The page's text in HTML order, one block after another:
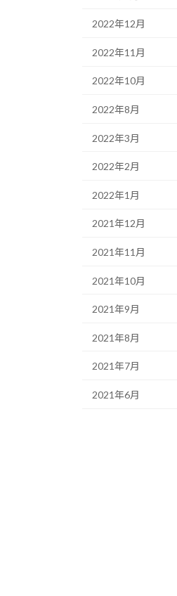
2022年12月
2022年11月
2022年10月
2022年8月
2022年3月
2022年2月
2022年1月
2021年12月
2021年11月
2021年10月
2021年9月
2021年8月
2021年7月
2021年6月